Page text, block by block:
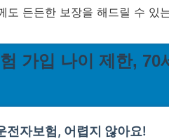
도 든든한 보장을 해드릴 수 있
가입 나이 제한,
전자보험, 어렵지 않아요!